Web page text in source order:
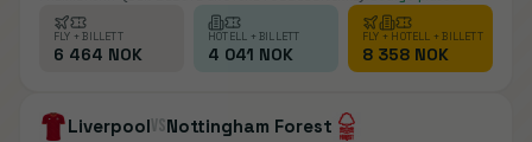
FLY + BILLETT
6 464 NOK
HOTELL + BILLETT
4 041 NOK
FLY + HOTELL + BILLETT
8 358 NOK
LiverpoolvsNottingham Forest